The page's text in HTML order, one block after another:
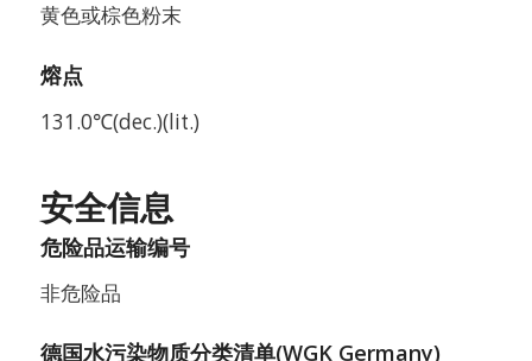
黄色或棕色粉末
熔点
131.0℃(dec.)(lit.)
安全信息
危险品运输编号
非危险品
德国水污染物质分类清单(WGK Germany)